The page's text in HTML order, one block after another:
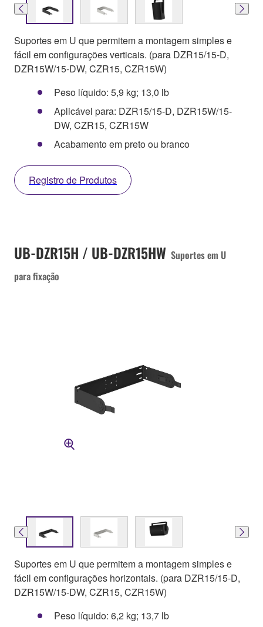
Suportes em U que permitem a montagem simples e
fácil em configurações verticais. (para DZR15/15-D,
DZR15W/15-DW, CZR15, CZR15W)
Peso líquido: 5,9 kg; 13,0 lb
Aplicável para: DZR15/15-D, DZR15W/15-
DW, CZR15, CZR15W
Acabamento em preto ou branco
Registro de Produtos
UB-DZR15H / UB-DZR15HW Suportes em U
para fixação
Suportes em U que permitem a montagem simples e
fácil em configurações horizontais. (para DZR15/15-D,
DZR15W/15-DW, CZR15, CZR15W)
Peso líquido: 6,2 kg; 13,7 lb